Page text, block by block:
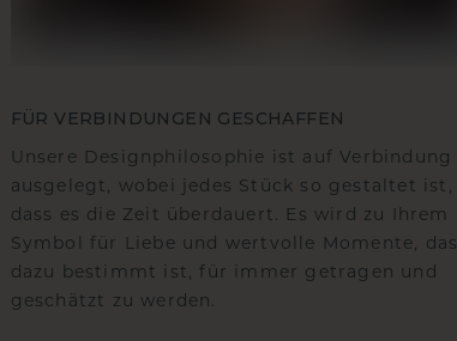
FÜR VERBINDUNGEN GESCHAFFEN
Unsere Designphilosophie ist auf Verbindung
ausgelegt, wobei jedes Stück so gestaltet ist,
dass es die Zeit überdauert. Es wird zu Ihrem
Symbol für Liebe und wertvolle Momente, das
dazu bestimmt ist, für immer getragen und
geschätzt zu werden.